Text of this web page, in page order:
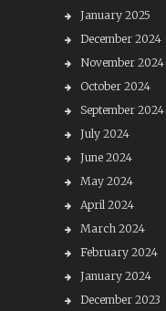
January 2025
December 2024
November 2024
October 2024
September 2024
July 2024
June 2024
May 2024
April 2024
March 2024
February 2024
January 2024
December 2023